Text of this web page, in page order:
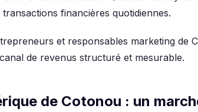
financières quotidiennes.
et responsables marketing de
de revenus structuré et mesurable.
de Cotonou : un